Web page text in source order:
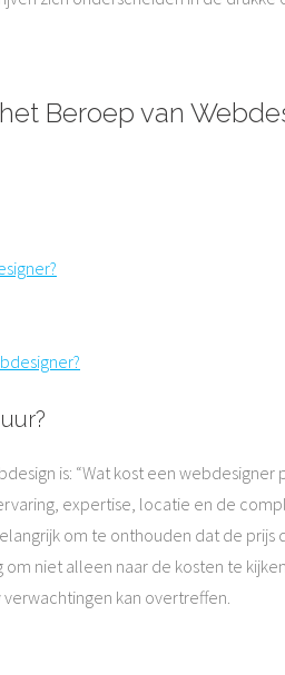
Beroep van
is: “Wat kost een
expertise, locatie en de
om te onthouden dat de
niet alleen naar de kosten te
kan overtreffen.